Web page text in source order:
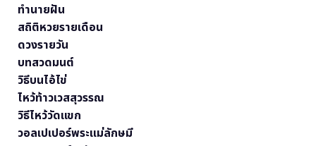
ทำนายฝัน
สถิติหวยรายเดือน
ดวงรายวัน
บทสวดมนต์
วิธีบนไอ้ไข่
ไหว้ท้าวเวสสุวรรณ
วิธีไหว้วัดแขก
วอลเปเปอร์พระแม่ลักษมี